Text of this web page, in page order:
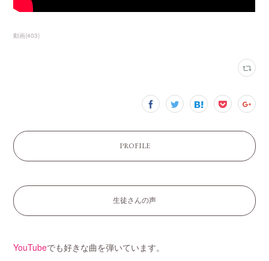
動画(403)
PROFILE
生徒さんの声
YouTubeでも好きな曲を弾いています。